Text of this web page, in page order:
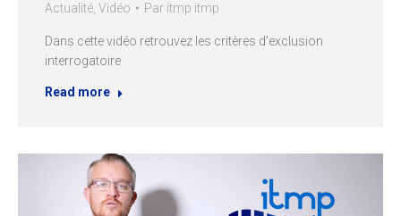
Actualité Vidéo Par itmp itmp
Dans cette vidéo retrouvez les critères d’exclusion
interrogatoire
Read more